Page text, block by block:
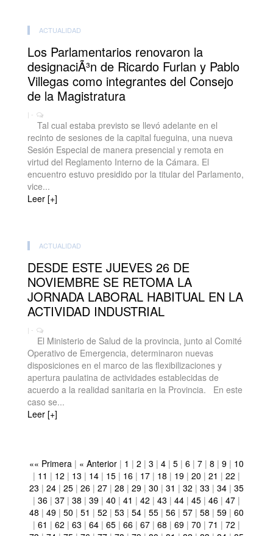
ACTUALIDAD
Los Parlamentarios renovaron la
designaciÃ³n de Ricardo Furlan y Pablo
Villegas como integrantes del Consejo
de la Magistratura
| -
Tal cual estaba previsto se llevó adelante en el
recinto de sesiones de la capital fueguina, una nueva
Sesión Especial de manera presencial y remota en
virtud del Reglamento Interno de la Cámara. El
encuentro estuvo presidido por la titular del Parlamento,
vice...
Leer [+]
ACTUALIDAD
DESDE ESTE JUEVES 26 DE
NOVIEMBRE SE RETOMA LA
JORNADA LABORAL HABITUAL EN LA
ACTIVIDAD INDUSTRIAL
| -
El Ministerio de Salud de la provincia, junto al Comité
Operativo de Emergencia, determinaron nuevas
disposiciones en el marco de las flexibilizaciones y
apertura paulatina de actividades establecidas de
acuerdo a la realidad sanitaria en la Provincia. En este
caso se...
Leer [+]
«« Primera | « Anterior | 1 | 2 | 3 | 4 | 5 | 6 | 7 | 8 | 9 | 10
| 11 | 12 | 13 | 14 | 15 | 16 | 17 | 18 | 19 | 20 | 21 | 22 |
23 | 24 | 25 | 26 | 27 | 28 | 29 | 30 | 31 | 32 | 33 | 34 | 35
| 36 | 37 | 38 | 39 | 40 | 41 | 42 | 43 | 44 | 45 | 46 | 47 |
48 | 49 | 50 | 51 | 52 | 53 | 54 | 55 | 56 | 57 | 58 | 59 | 60
| 61 | 62 | 63 | 64 | 65 | 66 | 67 | 68 | 69 | 70 | 71 | 72 |